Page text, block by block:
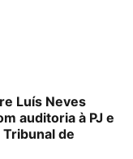
Luís Neves
auditoria à PJ e
de